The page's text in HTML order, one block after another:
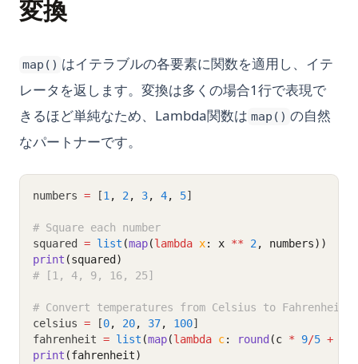
変換
map() はイテラブルの各要素に関数を適用し、イテ
レータを返します。変換は多くの場合1行で表現で
きるほど単純なため、Lambda関数は map() の自然
なパートナーです。
numbers = [1 , 2 , 3, 4, 5]
# Square each number
squared = list (map(lambda x: x ** 2 , numbers))
print (squared)
# [1, 4, 9, 16, 25]
# Convert temperatures from Celsius to Fahrenheit
celsius = [0, 20, 37, 100]
fahrenheit = list (map(lambda c: round (c * 9/5 +
print (fahrenheit)